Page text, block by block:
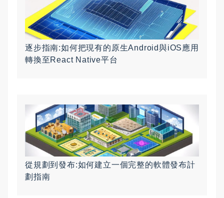
逐步指南:如何把現有的原生Android與iOS應用
轉換至React Native平台
從規劃到發布:如何建立一個完整的軟體發布計
劃指南